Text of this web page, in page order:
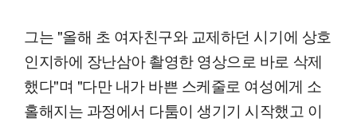
그는 "올해 초 여자친구와 교제하던 시기에 상호
인지하에 장난삼아 촬영한 영상으로 바로 삭제
했다"며 "다만 내가 바쁜 스케줄로 여성에게 소
홀해지는 과정에서 다툼이 생기기 시작했고 이